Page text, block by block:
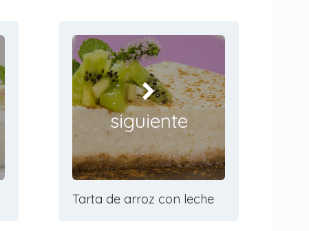
siguiente
Tarta de arroz con leche